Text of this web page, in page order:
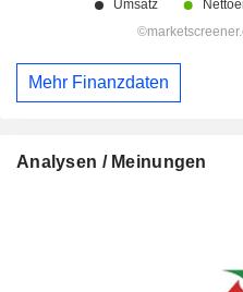
Mehr Finanzdaten
Analysen / Meinungen